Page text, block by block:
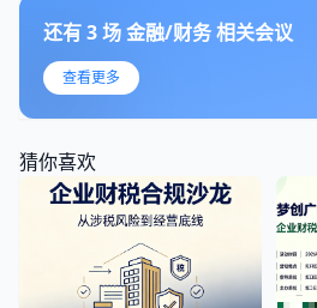
还有3场金融/财务相关会议
查看更多
猜你喜欢